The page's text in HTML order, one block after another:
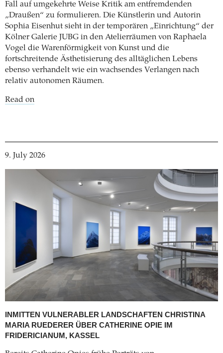
Fall auf umgekehrte Weise Kritik am entfremdenden
„Draußen“ zu formulieren. Die Künstlerin und Autorin
Sophia Eisenhut sieht in der temporären „Einrichtung“ der
Kölner Galerie JUBG in den Atelierräumen von Raphaela
Vogel die Warenförmigkeit von Kunst und die
fortschreitende Ästhetisierung des alltäglichen Lebens
ebenso verhandelt wie ein wachsendes Verlangen nach
relativ autonomen Räumen.
Read on
9. July 2026
INMITTEN VULNERABLER LANDSCHAFTEN CHRISTINA
MARIA RUEDERER ÜBER CATHERINE OPIE IM
FRIDERICIANUM, KASSEL